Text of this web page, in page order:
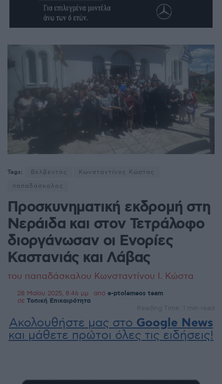
Tags: Βελβεντός
Κωνσταντίνος Κώστας
παπαδάσκαλος
Προσκυνηματική εκδρομή στη
Νεράιδα και στον Τετράλοφο
διοργάνωσαν οι Ενορίες
Καστανιάς και Λάβας
του παπαδάσκαλου Κωνσταντίνου Ι. Κώστα
28 Μαΐου 2025, 8:46 μμ από e-ptolemeos team
σε Τοπική Επικαιρότητα
Reading Time: 1 min read
Ακολουθήστε μας στο Google News
και μάθετε πρώτοι όλες τις ειδήσεις!